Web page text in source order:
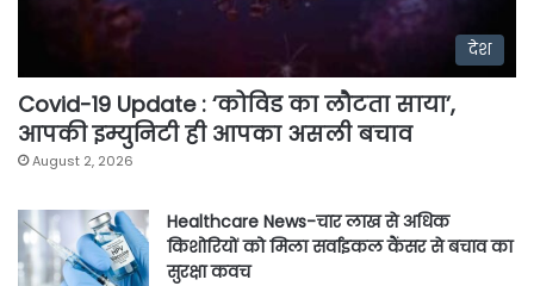
देश
Covid-19 Update : ‘कोविड का लौटता साया’,
आपकी इम्युनिटी ही आपका असली बचाव
August 2, 2026
Healthcare News-चार लाख से अधिक
किशोरियों को मिला सर्वाइकल कैंसर से बचाव का
सुरक्षा कवच